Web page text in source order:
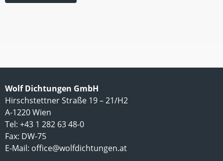
Wolf Dichtungen GmbH
Hirschstettner Straße 19 – 21/H2
A-1220 Wien
Tel: +43 1 282 63 48-0
Fax: DW-75
E-Mail: office@wolfdichtungen.at